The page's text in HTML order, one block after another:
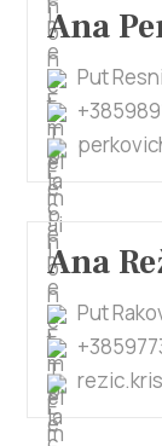
Ana
Put
Ana
Put